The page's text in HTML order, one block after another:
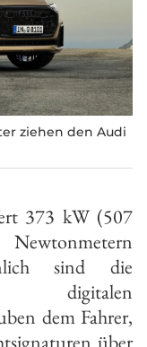
ziehen den Audi
373 kW (507
sind die
digitalen
dem Fahrer,
über